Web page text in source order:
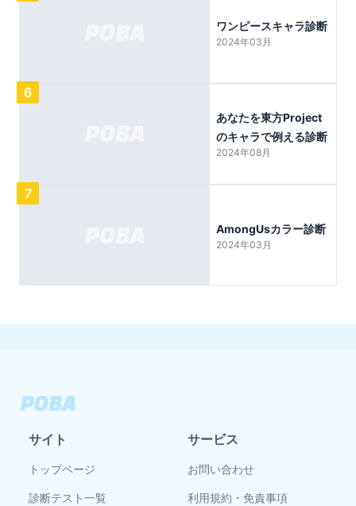
ワンピースキャラ診断
2024年03月
6
あなたを東方Project
のキャラで例える診断
2024年08月
7
AmongUsカラー診断
2024年03月
サイト
トップページ
診断テスト一覧
サービス
お問い合わせ
利用規約・免責事項